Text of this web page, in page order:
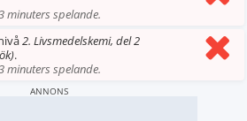
minuters spelande.
2. Livsmedelskemi, del 2
.
minuters spelande.
ANNONS